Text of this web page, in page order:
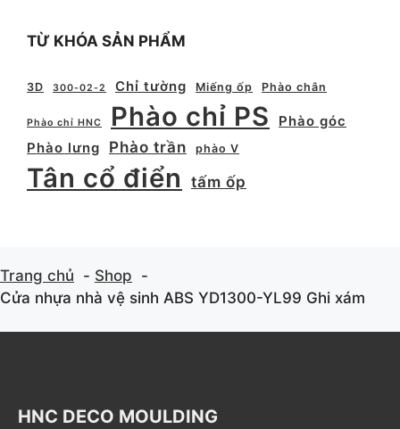
TỪ KHÓA SẢN PHẨM
3D 300-02-2 Chỉ tường Miếng ốp Phào chân
Phào chỉ HNC Phào chỉ PS
Phào góc
Phào lưng
Phào trần phào V
Tân cổ điển tấm ốp
Trang chủ
Shop
Cửa nhựa nhà vệ sinh ABS YD1300-YL99 Ghi xám
HNC DECO MOULDING